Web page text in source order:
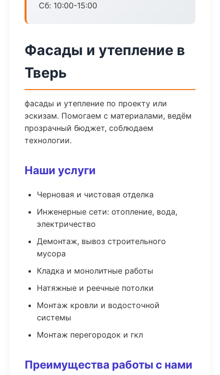
Сб: 10:00-15:00
Фасады и утепление в
Тверь
фасады и утепление по проекту или
эскизам. Помогаем с материалами, ведём
прозрачный бюджет, соблюдаем
технологии.
Наши услуги
Черновая и чистовая отделка
Инженерные сети: отопление, вода,
электричество
Демонтаж, вывоз строительного
мусора
Кладка и монолитные работы
Натяжные и реечные потолки
Монтаж кровли и водосточной
системы
Монтаж перегородок и гкл
Преимущества работы с нами